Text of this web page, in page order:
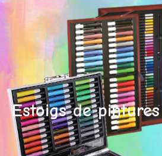
Estoigs de pintures